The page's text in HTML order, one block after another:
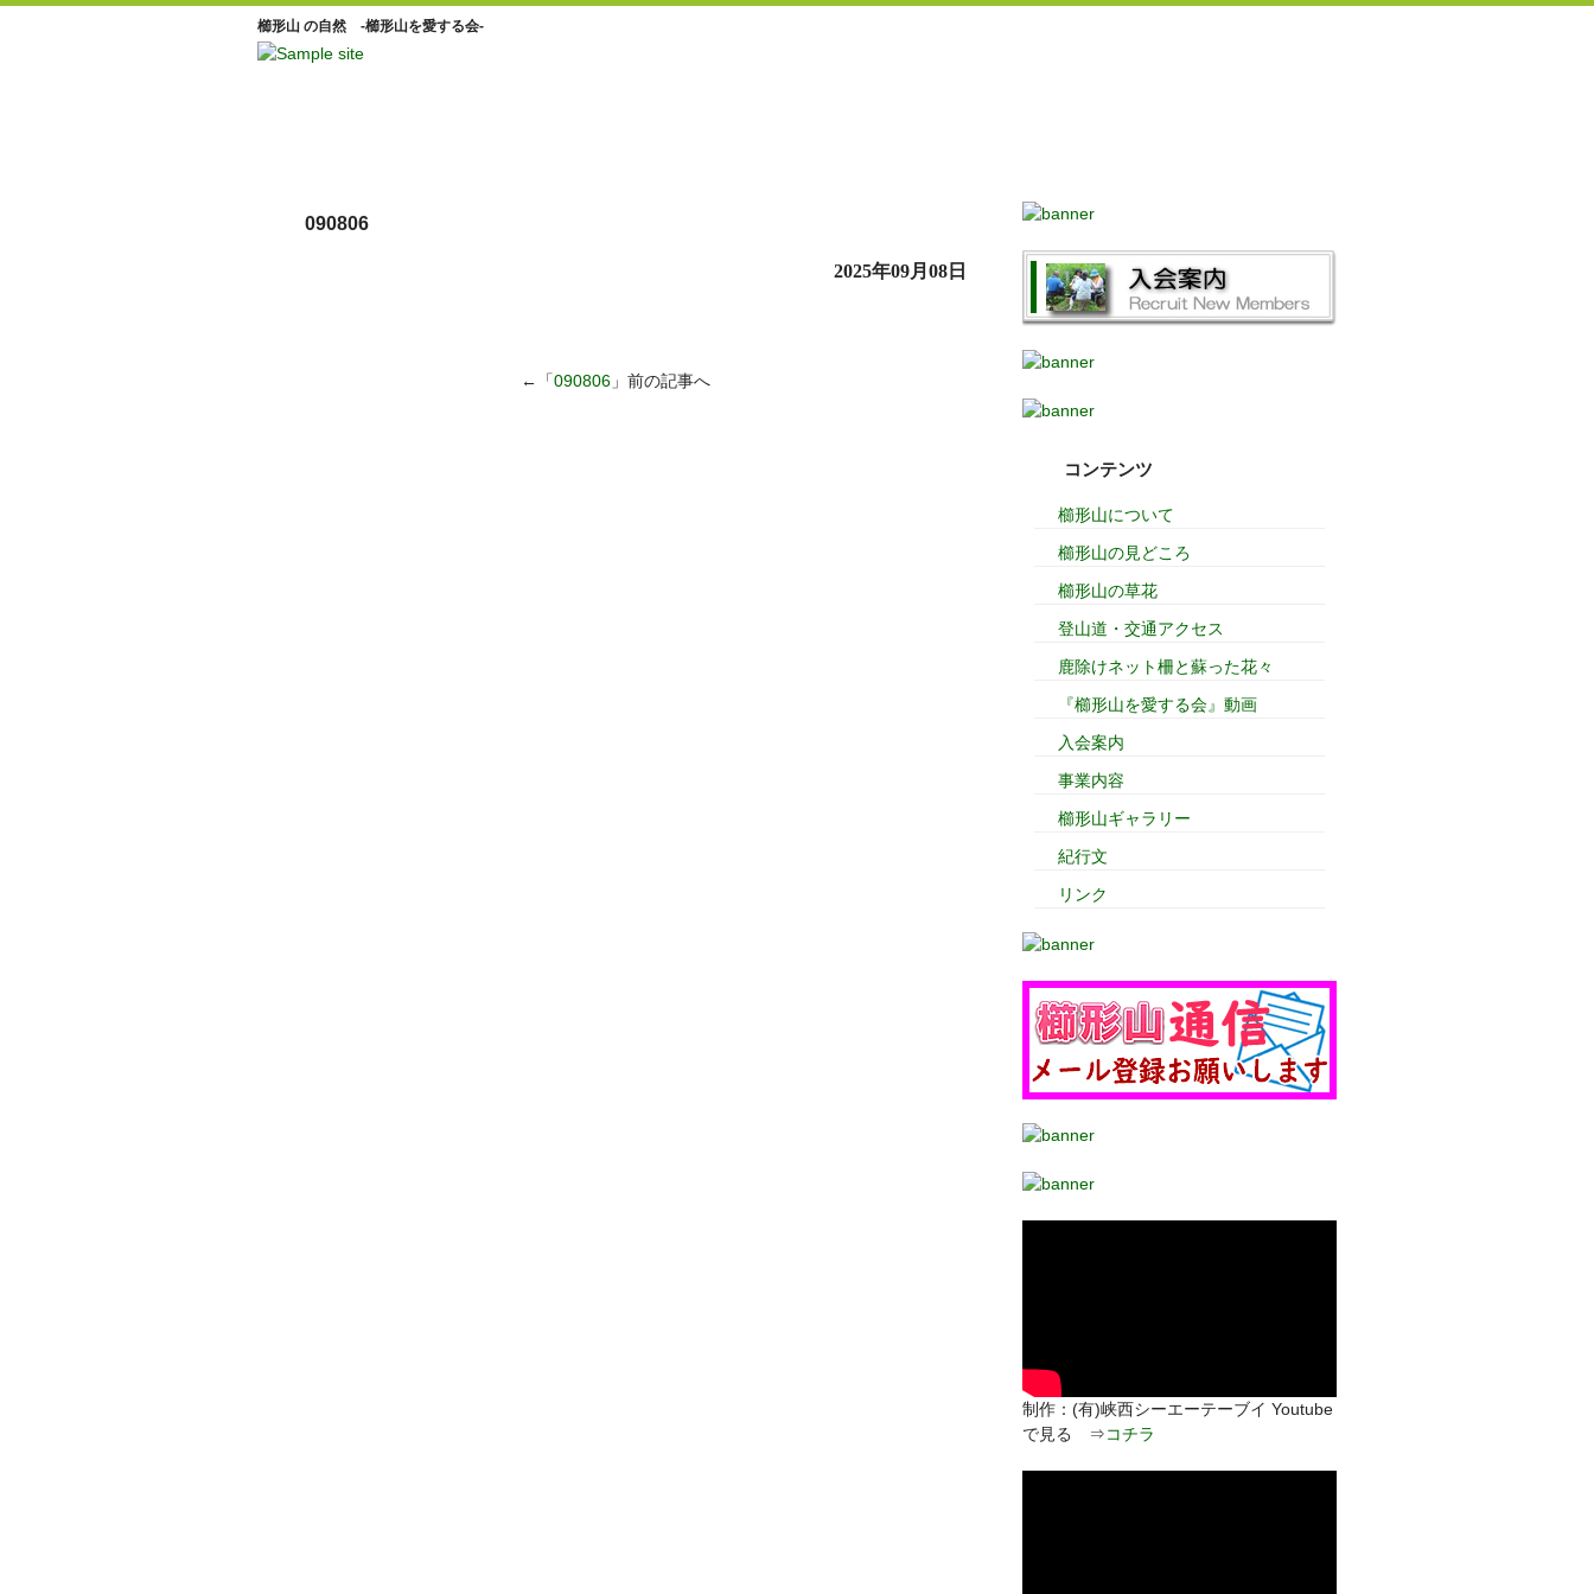
櫛形山 の自然 -櫛形山を愛する会-
090806
2025年09月08日
←「090806 」前の記事へ
コンテンツ
櫛形山について
櫛形山の見どころ
櫛形山の草花
登山道・交通アクセス
鹿除けネット柵と蘇った花々
『櫛形山を愛する会』動画
入会案内
事業内容
櫛形山ギャラリー
紀行文
リンク
制作：(有)峡西シーエーテーブイ Youtube
で見る ⇒コチラ